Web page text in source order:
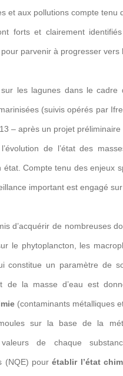
et aux pollutions compte
forts et clairement
parvenir à progresser
les lagunes dans le cadre
(suivis opérés par
– après un projet
de l’état des
état. Compte tenu des enjeux
important est engagé sur
d’acquérir de nombreuses
le phytoplancton, les
constitue un paramètre de
de la masse d’eau est
(contaminants métalliques
sur la base de la
de chaque
(NQE) pourétablir l’état